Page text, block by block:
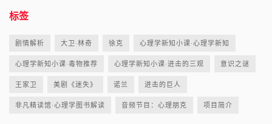
标签
剧情解析 大卫·林奇 徐克 心理学新知小课·心理学新知
心理学新知小课·毒物推荐 心理学新知小课·进击的三观 意识之谜
王家卫 美剧《迷失》 诺兰 进击的巨人
非凡精读馆·心理学图书解读 音频节目：心理朋克 项目简介